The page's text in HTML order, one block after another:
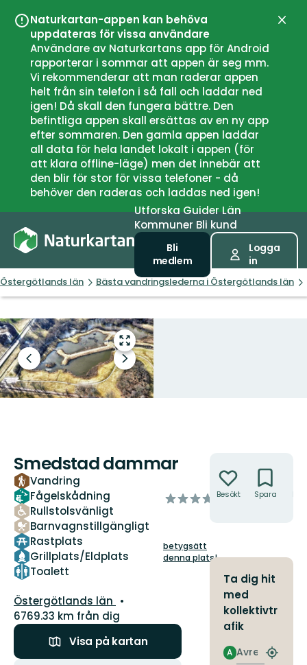
Naturkartan-appen kan behöva
uppdateras för vissa användare
Användare av Naturkartans app för Android
rapporterar i sommar att appen är seg mm.
Vi rekommenderar att man raderar appen
helt från sin telefon i så fall och laddar ned
igen! Då skall den fungera bättre. Den
befintliga appen skall ersättas av en ny app
efter sommaren. Den gamla appen laddar
all data för hela landet lokalt i appen (för
att klara offline-läge) men det innebär att
den blir för stor för vissa telefoner - då
behöver den raderas och laddas ned igen!
UtforskaGuiderLän
Kommuner Bli kund
Bli
medlem
Logga
in
Östergötlands län Bästa vandringslederna i Östergötlands län
Gå
till
helskärmsläge
Föregående
bild
Nästa
bildspel
Smedstad dammar
Vandring
Fågelskådning
Rullstolsvänligt
Barnvagnstillgängligt
Rastplats
Grillplats/Eldplats
Toalett
av
betygsätt
denna plats!
Län:
Östergötlands län
6769.33 km från dig
Visa på kartan
Besökt Spara
Ta dig hit
med
kollektivtr
afik
Avresa
A
Hitta